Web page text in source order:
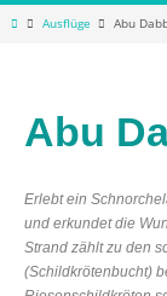
Ausflüge Abu
Abu
Erlebt ein
und erkundet die
Strand zählt zu den
(Schildkrötenbucht)